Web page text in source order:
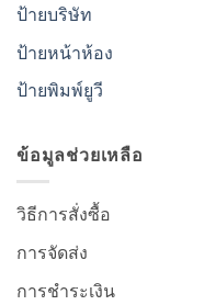
ป้ายบริษัท
ป้ายหน้าห้อง
ป้ายพิมพ์ยูวี
ข้อมูลช่วยเหลือ
วิธีการสั่งซื้อ
การจัดส่ง
การชำระเงิน